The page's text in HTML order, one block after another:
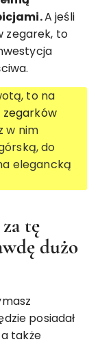
A jeśli
zegarek, to
to na
zegarków
w nim
do
elegancką
tę
dużo
posiadał
także